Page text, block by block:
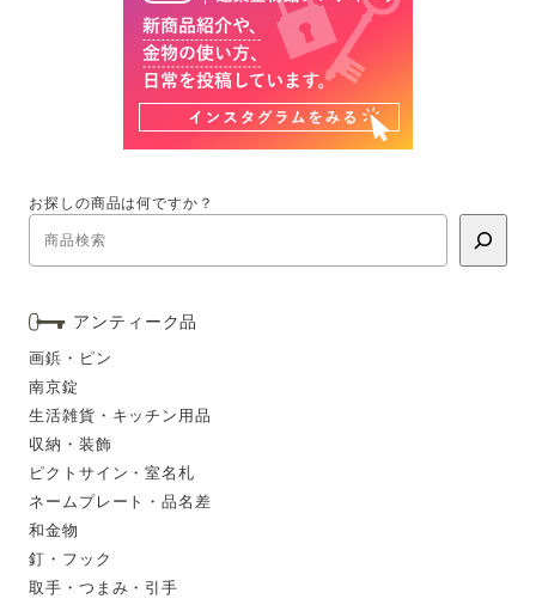
お探しの商品は何ですか？
アンティーク品
画鋲・ピン
南京錠
生活雑貨・キッチン用品
収納・装飾
ピクトサイン・室名札
ネームプレート・品名差
和金物
釘・フック
取手・つまみ・引手